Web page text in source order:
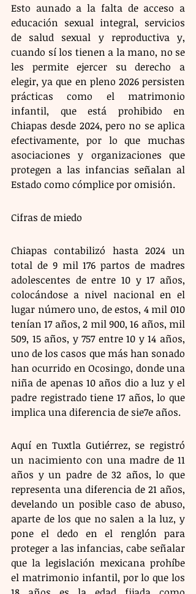
Esto aunado a la falta de acceso a
educación sexual integral, servicios
de salud sexual y reproductiva y,
cuando sí los tienen a la mano, no se
les permite ejercer su derecho a
elegir, ya que en pleno 2026 persisten
prácticas como el matrimonio
infantil, que está prohibido en
Chiapas desde 2024, pero no se aplica
efectivamente, por lo que muchas
asociaciones y organizaciones que
protegen a las infancias señalan al
Estado como cómplice por omisión.
Cifras de miedo
Chiapas contabilizó hasta 2024 un
total de 9 mil 176 partos de madres
adolescentes de entre 10 y 17 años,
colocándose a nivel nacional en el
lugar número uno, de estos, 4 mil 010
tenían 17 años, 2 mil 900, 16 años, mil
509, 15 años, y 757 entre 10 y 14 años,
uno de los casos que más han sonado
han ocurrido en Ocosingo, donde una
niña de apenas 10 años dio a luz y el
padre registrado tiene 17 años, lo que
implica una diferencia de sie7e años.
Aquí en Tuxtla Gutiérrez, se registró
un nacimiento con una madre de 11
años y un padre de 32 años, lo que
representa una diferencia de 21 años,
develando un posible caso de abuso,
aparte de los que no salen a la luz, y
pone el dedo en el renglón para
proteger a las infancias, cabe señalar
que la legislación mexicana prohíbe
el matrimonio infantil, por lo que los